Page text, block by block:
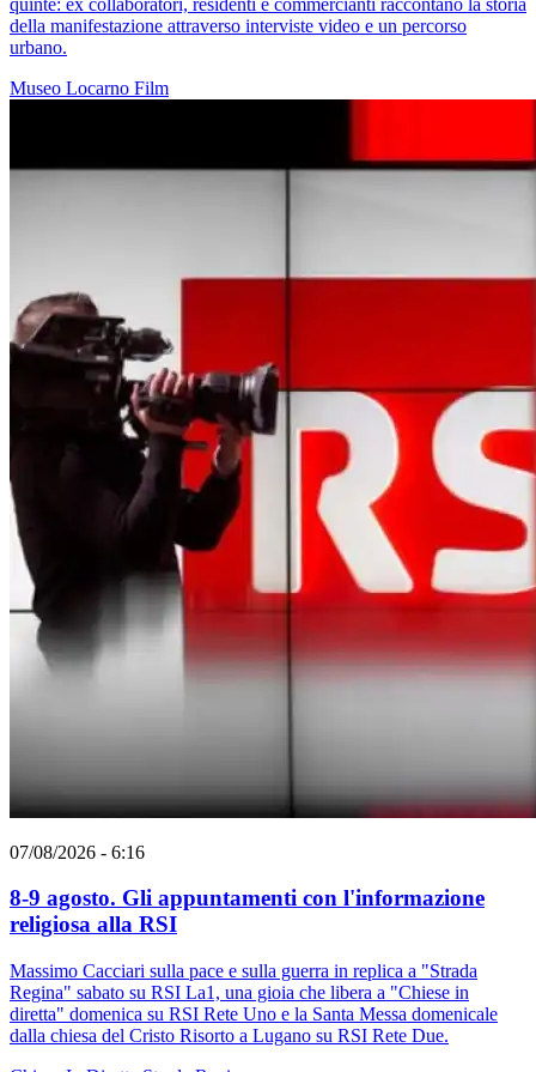
della manifestazione attraverso interviste video e un percorso
urbano.
Museo Locarno Film
07/08/2026 - 6:16
8-9 agosto. Gli appuntamenti con l'informazione
religiosa alla RSI
Massimo Cacciari sulla pace e sulla guerra in replica a "Strada
Regina" sabato su RSI La1, una gioia che libera a "Chiese in
diretta" domenica su RSI Rete Uno e la Santa Messa domenicale
dalla chiesa del Cristo Risorto a Lugano su RSI Rete Due.